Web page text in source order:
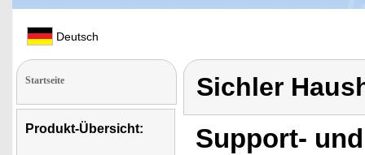
Deutsch
Startseite
Produkt-Übersicht:
Sichler
Support-